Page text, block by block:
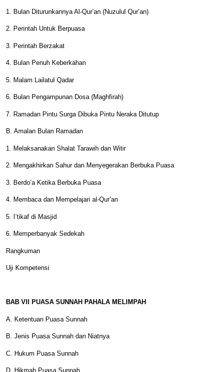
1. Bulan Diturunkannya Al-Qur’an (Nuzulul Qur’an)
2. Perintah Untuk Berpuasa
3. Perintah Berzakat
4. Bulan Penuh Keberkahan
5. Malam Lailatul Qadar
6. Bulan Pengampunan Dosa (Maghfirah)
7. Ramadan Pintu Surga Dibuka Pintu Neraka Ditutup
B. Amalan Bulan Ramadan
1. Melaksanakan Shalat Tarawih dan Witir
2. Mengakhirkan Sahur dan Menyegerakan Berbuka Puasa
3. Berdo’a Ketika Berbuka Puasa
4. Membaca dan Mempelajari al-Qur’an
5. I’tikaf di Masjid
6. Memperbanyak Sedekah
Rangkuman
Uji Kompetensi
BAB VII PUASA SUNNAH PAHALA MELIMPAH
A. Ketentuan Puasa Sunnah
B. Jenis Puasa Sunnah dan Niatnya
C. Hukum Puasa Sunnah
D. Hikmah Puasa Sunnah